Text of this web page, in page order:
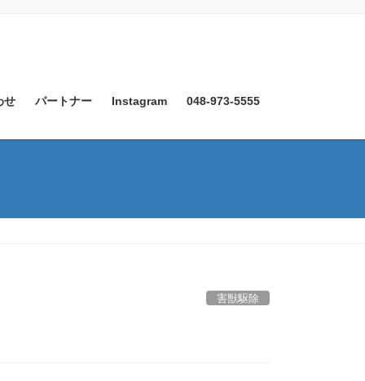
せ パートナー Instagram 048-973-5555
害獣駆除